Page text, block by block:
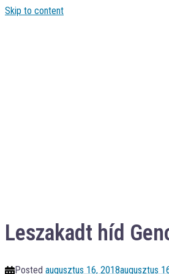
Skip to content
Leszakadt híd
Posted augusztus 16, 2018augusztus